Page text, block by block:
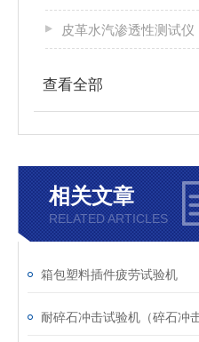
皮革水汽渗透性测试仪
查看全部
相关文章
RELATED ARTICLES
箱包塑料插件疲劳试验机